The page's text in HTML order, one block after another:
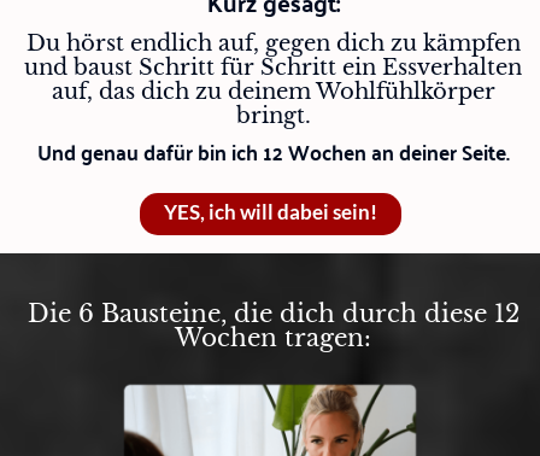
Du hörst endlich auf, gegen dich zu kämpfen
und baust Schritt für Schritt ein Essverhalten
auf, das dich zu deinem Wohlfühlkörper
bringt.
Und genau dafür bin ich 12 Wochen an deiner Seite.
YES, ich will dabei sein!
Die 6 Bausteine, die dich durch diese 12
Wochen tragen: